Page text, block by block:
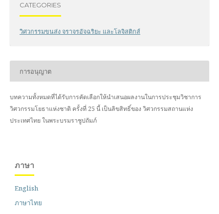
CATEGORIES
วิศวกรรมขนส่ง จราจรอัจฉริยะ และโลจิสติกส์
การอนุญาต
บทความทั้งหมดที่ได้รับการคัดเลือกให้นำเสนอผลงานในการประชุมวิชาการ
วิศวกรรมโยธาแห่งชาติ ครั้งที่ 25 นี้ เป็นลิขสิทธิ์ของวิศวกรรมสถานแห่ง
ประเทศไทย ในพระบรมราชูปถัมภ์
ภาษา
English
ภาษาไทย